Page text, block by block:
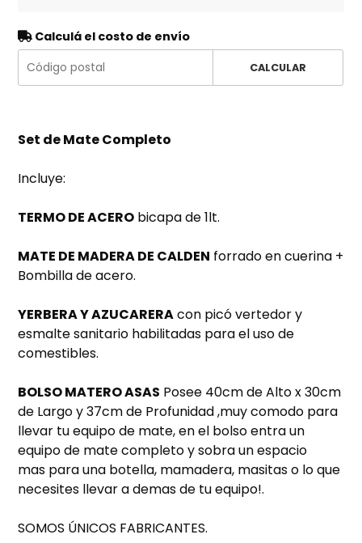
Calculá el costo de envío
CALCULAR
Set de Mate Completo
Incluye:
TERMO DE ACERO bicapa de 1lt.
MATE DE MADERA DE CALDEN forrado en cuerina +
Bombilla de acero.
YERBERA Y AZUCARERAcon picó vertedor y
esmalte sanitario habilitadas para el uso de
comestibles.
BOLSO MATERO ASAS Posee 40cm de Alto x 30cm
de Largo y 37cm de Profunidad ,muy comodo para
llevar tu equipo de mate, en el bolso entra un
equipo de mate completo y sobra un espacio
mas para una botella, mamadera, masitas o lo que
necesites llevar a demas de tu equipo!.
SOMOS ÚNICOS FABRICANTES.